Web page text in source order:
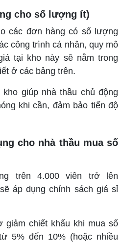
cho số lượng ít)
các đơn hàng có số lượng
công trình cá nhân, quy mô
tại kho này sẽ nằm trong
ở các bảng trên.
giúp nhà thầu chủ động
khi cần, đảm bảo tiến độ
cho nhà thầu mua số
trên 4.000 viên trở lên
áp dụng chính sách giá sỉ
giảm chiết khấu khi mua số
5% đến 10% (hoặc nhiều